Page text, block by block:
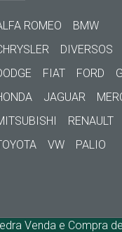
ROMEO
BMW
DIVERSOS
FIAT FORD
JAGUAR
RENAULT
VW PALIO
Venda e Compra